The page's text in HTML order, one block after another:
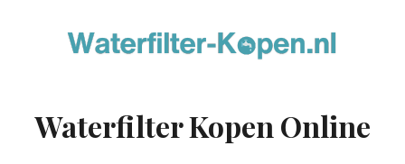
Waterfilter Kopen Online